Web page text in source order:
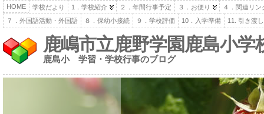
HOME 学校だより 1．学校紹介 ２．年間行事予定 ３．お便り
４．関連リン
７．外国語活動・外国語
８．保幼小接続 ９．学校評価 10．入学準備 11. 引き渡
鹿嶋市立鹿野学園鹿島小学
鹿島小 学習・学校行事のブログ